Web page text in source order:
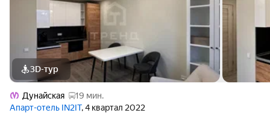
3D-тур
Дунайская
19 мин.
Апарт-отель IN2IT, 4 квартал 2022